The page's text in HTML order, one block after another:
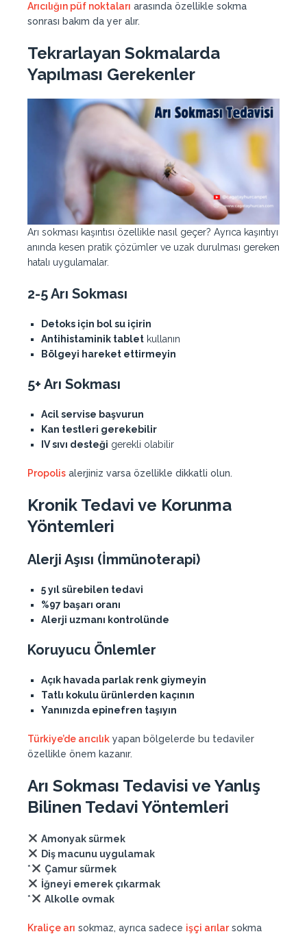
Arıcılığın püf noktaları arasında özellikle sokma
sonrası bakım da yer alır.
Tekrarlayan Sokmalarda
Yapılması Gerekenler
Arı sokması kaşıntısı özellikle nasıl geçer? Ayrıca kaşıntıyı
anında kesen pratik çözümler ve uzak durulması gereken
hatalı uygulamalar.
2-5 Arı Sokması
Detoks için bol su içirin
Antihistaminik tablet kullanın
Bölgeyi hareket ettirmeyin
5+ Arı Sokması
Acil servise başvurun
Kan testleri gerekebilir
IV sıvı desteği gerekli olabilir
Propolis alerjiniz varsa özellikle dikkatli olun.
Kronik Tedavi ve Korunma
Yöntemleri
Alerji Aşısı (İmmünoterapi)
5 yıl sürebilen tedavi
%97 başarı oranı
Alerji uzmanı kontrolünde
Koruyucu Önlemler
Açık havada parlak renk giymeyin
Tatlı kokulu ürünlerden kaçının
Yanınızda epinefren taşıyın
Türkiye’de arıcılık yapan bölgelerde bu tedaviler
özellikle önem kazanır.
Arı Sokması Tedavisi ve Yanlış
Bilinen Tedavi Yöntemleri
Amonyak sürmek
Diş macunu uygulamak
*
Çamur sürmek
İğneyi emerek çıkarmak
*
Alkolle ovmak
Kraliçe arı sokmaz, ayrıca sadece işçi arılarsokma